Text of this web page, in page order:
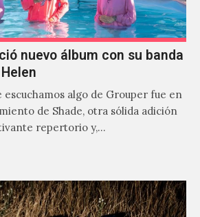
nuevo álbum con su banda
escuchamos algo de Grouper fue en
de Shade, otra sólida adición
repertorio y,…